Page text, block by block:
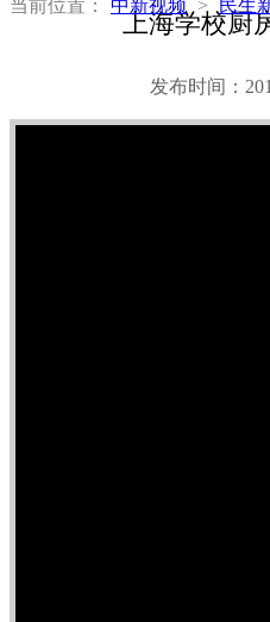
当前位置： 中新视频 > 民生
上海学校厨
发布时间：